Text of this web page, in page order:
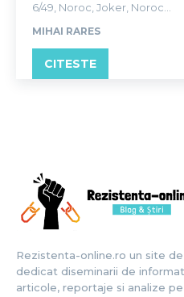
6/49, Noroc, Joker, Noroc...
MIHAI RARES
CITESTE
Rezistenta-online.ro un site
dedicat diseminarii de
articole, reportaje si analize